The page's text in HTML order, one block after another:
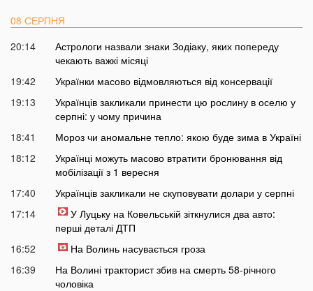
08 СЕРПНЯ
20:14
Астрологи назвали знаки Зодіаку, яких попереду
чекають важкі місяці
19:42
Українки масово відмовляються від консервації
19:13
Українців закликали принести цю рослину в оселю у
серпні: у чому причина
18:41
Мороз чи аномальне тепло: якою буде зима в Україні
18:12
Українці можуть масово втратити бронювання від
мобілізації з 1 вересня
17:40
Українців закликали не скуповувати долари у серпні
17:14
У Луцьку на Ковельській зіткнулися два авто:
перші деталі ДТП
16:52
На Волинь насувається гроза
16:39
На Волині тракторист збив на смерть 58-річного
чоловіка